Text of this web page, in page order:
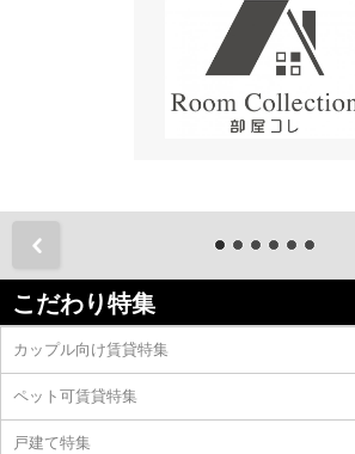
こだわり特集
カップル向け賃貸特集
ペット可賃貸特集
戸建て特集